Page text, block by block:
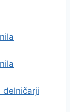
delničarji